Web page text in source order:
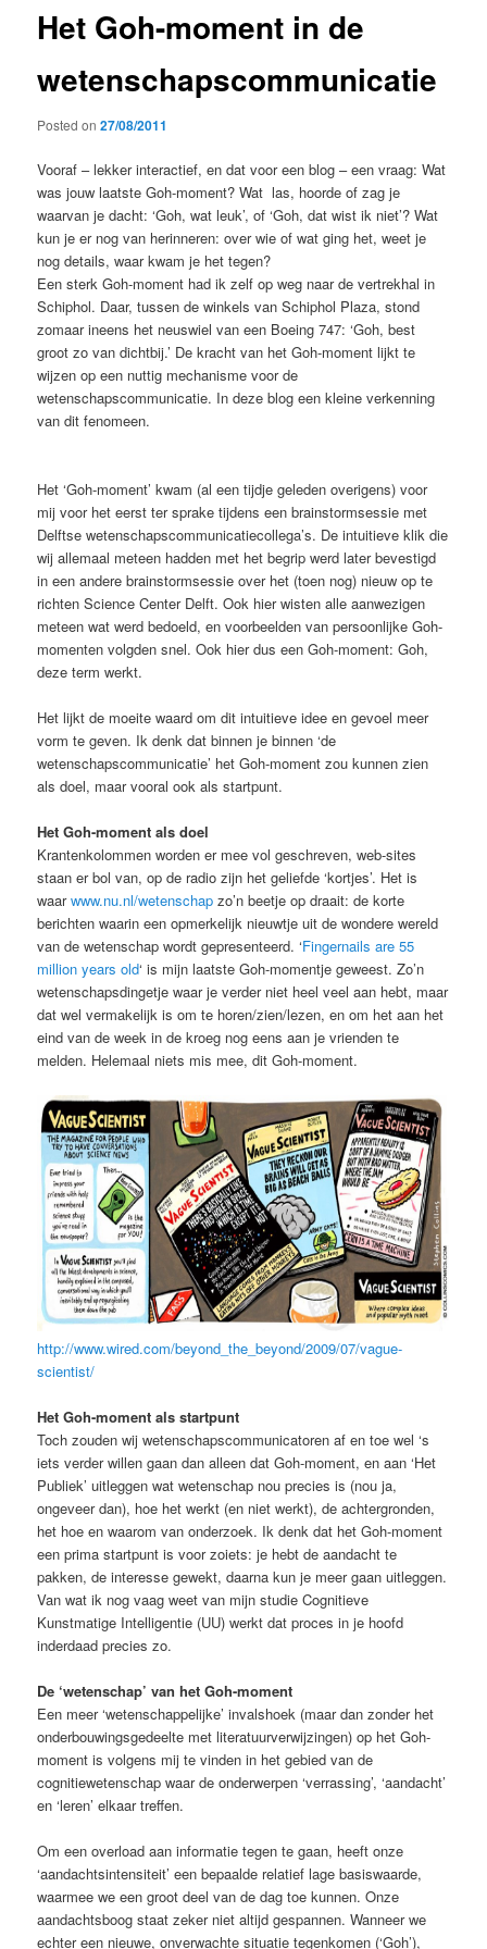
Het Goh-moment in de
wetenschapscommunicatie
Posted on27/08/2011
Vooraf – lekker interactief, en dat voor een blog – een vraag: Wat
was jouw laatste Goh-moment? Wat las, hoorde of zag je
waarvan je dacht: ‘Goh, wat leuk’, of ‘Goh, dat wist ik niet’? Wat
kun je er nog van herinneren: over wie of wat ging het, weet je
nog details, waar kwam je het tegen?
Een sterk Goh-moment had ik zelf op weg naar de vertrekhal in
Schiphol. Daar, tussen de winkels van Schiphol Plaza, stond
zomaar ineens het neuswiel van een Boeing 747: ‘Goh, best
groot zo van dichtbij.’ De kracht van het Goh-moment lijkt te
wijzen op een nuttig mechanisme voor de
wetenschapscommunicatie. In deze blog een kleine verkenning
van dit fenomeen.
Het ‘Goh-moment’ kwam (al een tijdje geleden overigens) voor
mij voor het eerst ter sprake tijdens een brainstormsessie met
Delftse wetenschapscommunicatiecollega’s. De intuitieve klik die
wij allemaal meteen hadden met het begrip werd later bevestigd
in een andere brainstormsessie over het (toen nog) nieuw op te
richten Science Center Delft. Ook hier wisten alle aanwezigen
meteen wat werd bedoeld, en voorbeelden van persoonlijke Goh-
momenten volgden snel. Ook hier dus een Goh-moment: Goh,
deze term werkt.
Het lijkt de moeite waard om dit intuitieve idee en gevoel meer
vorm te geven. Ik denk dat binnen je binnen ‘de
wetenschapscommunicatie’ het Goh-moment zou kunnen zien
als doel, maar vooral ook als startpunt.
Het Goh-moment als doel
Krantenkolommen worden er mee vol geschreven, web-sites
staan er bol van, op de radio zijn het geliefde ‘kortjes’. Het is
waarwww.nu.nl/wetenschap zo’n beetje op draait: de korte
berichten waarin een opmerkelijk nieuwtje uit de wondere wereld
van de wetenschap wordt gepresenteerd. ‘Fingernails are 55
million years old‘ is mijn laatste Goh-momentje geweest. Zo’n
wetenschapsdingetje waar je verder niet heel veel aan hebt, maar
dat wel vermakelijk is om te horen/zien/lezen, en om het aan het
eind van de week in de kroeg nog eens aan je vrienden te
melden. Helemaal niets mis mee, dit Goh-moment.
http://www.wired.com/beyond_the_beyond/2009/07/vague-
scientist/
Het Goh-moment als startpunt
Toch zouden wij wetenschapscommunicatoren af en toe wel ‘s
iets verder willen gaan dan alleen dat Goh-moment, en aan ‘Het
Publiek’ uitleggen wat wetenschap nou precies is (nou ja,
ongeveer dan), hoe het werkt (en niet werkt), de achtergronden,
het hoe en waarom van onderzoek. Ik denk dat het Goh-moment
een prima startpunt is voor zoiets: je hebt de aandacht te
pakken, de interesse gewekt, daarna kun je meer gaan uitleggen.
Van wat ik nog vaag weet van mijn studie Cognitieve
Kunstmatige Intelligentie (UU) werkt dat proces in je hoofd
inderdaad precies zo.
De ‘wetenschap’ van het Goh-moment
Een meer ‘wetenschappelijke’ invalshoek (maar dan zonder het
onderbouwingsgedeelte met literatuurverwijzingen) op het Goh-
moment is volgens mij te vinden in het gebied van de
cognitiewetenschap waar de onderwerpen ‘verrassing’, ‘aandacht’
en ‘leren’ elkaar treffen.
Om een overload aan informatie tegen te gaan, heeft onze
‘aandachtsintensiteit’ een bepaalde relatief lage basiswaarde,
waarmee we een groot deel van de dag toe kunnen. Onze
aandachtsboog staat zeker niet altijd gespannen. Wanneer we
echter een nieuwe, onverwachte situatie tegenkomen (‘Goh’),